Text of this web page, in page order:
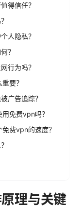
得信任？
人隐私？
？
行为吗？
要？
广告追踪？
免费vpn吗？
费vpn的速度？
理与关键